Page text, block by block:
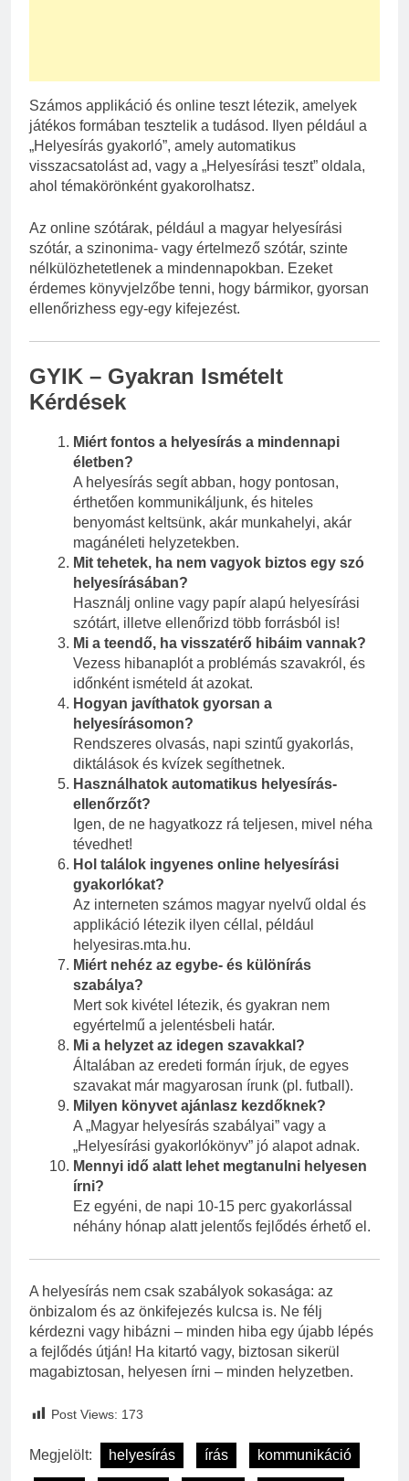
Számos applikáció és online teszt létezik, amelyek
játékos formában tesztelik a tudásod. Ilyen például a
„Helyesírás gyakorló”, amely automatikus
visszacsatolást ad, vagy a „Helyesírási teszt” oldala,
ahol témakörönként gyakorolhatsz.
Az online szótárak, például a magyar helyesírási
szótár, a szinonima- vagy értelmező szótár, szinte
nélkülözhetetlenek a mindennapokban. Ezeket
érdemes könyvjelzőbe tenni, hogy bármikor, gyorsan
ellenőrizhess egy-egy kifejezést.
GYIK – Gyakran Ismételt
Kérdések
Miért fontos a helyesírás a mindennapi
életben?
A helyesírás segít abban, hogy pontosan,
érthetően kommunikáljunk, és hiteles
benyomást keltsünk, akár munkahelyi, akár
magánéleti helyzetekben.
Mit tehetek, ha nem vagyok biztos egy szó
helyesírásában?
Használj online vagy papír alapú helyesírási
szótárt, illetve ellenőrizd több forrásból is!
Mi a teendő, ha visszatérő hibáim vannak?
Vezess hibanaplót a problémás szavakról, és
időnként ismételd át azokat.
Hogyan javíthatok gyorsan a
helyesírásomon?
Rendszeres olvasás, napi szintű gyakorlás,
diktálások és kvízek segíthetnek.
Használhatok automatikus helyesírás-
ellenőrzőt?
Igen, de ne hagyatkozz rá teljesen, mivel néha
tévedhet!
Hol találok ingyenes online helyesírási
gyakorlókat?
Az interneten számos magyar nyelvű oldal és
applikáció létezik ilyen céllal, például
helyesiras.mta.hu.
Miért nehéz az egybe- és különírás
szabálya?
Mert sok kivétel létezik, és gyakran nem
egyértelmű a jelentésbeli határ.
Mi a helyzet az idegen szavakkal?
Általában az eredeti formán írjuk, de egyes
szavakat már magyarosan írunk (pl. futball).
Milyen könyvet ajánlasz kezdőknek?
A „Magyar helyesírás szabályai” vagy a
„Helyesírási gyakorlókönyv” jó alapot adnak.
Mennyi idő alatt lehet megtanulni helyesen
írni?
Ez egyéni, de napi 10-15 perc gyakorlással
néhány hónap alatt jelentős fejlődés érhető el.
A helyesírás nem csak szabályok sokasága: az
önbizalom és az önkifejezés kulcsa is. Ne félj
kérdezni vagy hibázni – minden hiba egy újabb lépés
a fejlődés útján! Ha kitartó vagy, biztosan sikerül
magabiztosan, helyesen írni – minden helyzetben.
Post Views: 173
Megjelölt: helyesírás írás kommunikáció